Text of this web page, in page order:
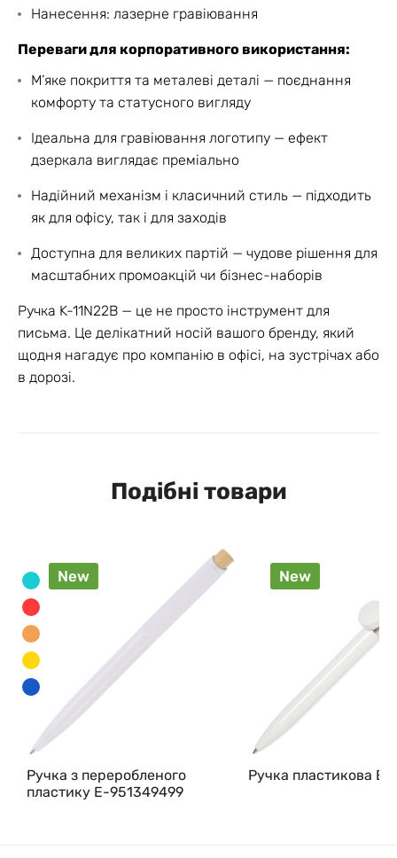
Нанесення: лазерне гравіювання
Переваги для корпоративного використання:
М’яке покриття та металеві деталі — поєднання
комфорту та статусного вигляду
Ідеальна для гравіювання логотипу — ефект
дзеркала виглядає преміально
Надійний механізм і класичний стиль — підходить
як для офісу, так і для заходів
Доступна для великих партій — чудове рішення для
масштабних промоакцій чи бізнес-наборів
Ручка K-11N22B — це не просто інструмент для
письма. Це делікатний носій вашого бренду, який
щодня нагадує про компанію в офісі, на зустрічах або
в дорозі.
Подібні товари
New
Ручка з переробленого
пластику E-951349499
New
Ручка пластикова